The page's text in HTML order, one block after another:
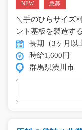
NEW 急募
＼手のひらサイズ
ント基板を製造す
長期（3ヶ月以
時給1,600円
群馬県渋川市